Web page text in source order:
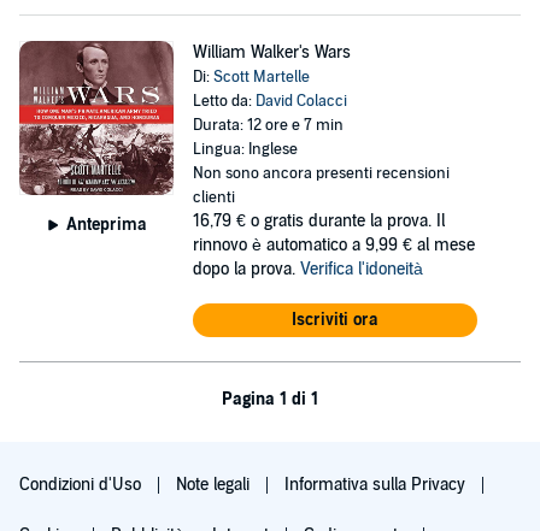
Anteprima
William Walker's Wars
Di:Scott Martelle
Letto da: David Colacci
Durata: 12 ore e 7 min
Lingua: Inglese
Non sono ancora presenti recensioni
clienti
16,79 € o gratis durante la prova. Il
rinnovo è automatico a 9,99 € al mese
dopo la prova. Verifica l'idoneità
Iscriviti ora
Pagina 1 di 1
Condizioni d'Uso Note legali Informativa sulla Privacy